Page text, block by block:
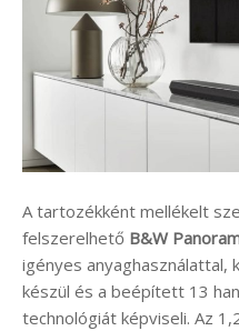
A tartozékként mellékelt
felszerelhető B&W
igényes anyaghasználattal,
készül és a beépített 13
technológiát képviseli. Az